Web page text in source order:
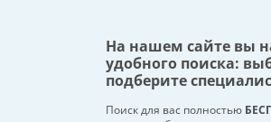
На нашем сайте вы
удобного поиска:
подберите
Поиск для вас полностью